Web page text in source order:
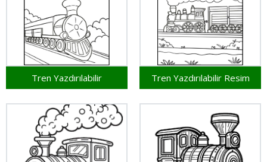
Tren Yazdırılabilir Tren Yazdırılabilir Resim